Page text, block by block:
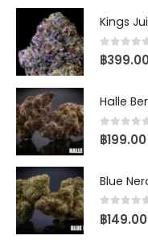
Kings
0out of 5
฿399.00
Halle
0out of 5
฿199.00
Blue
0out of 5
฿149.00